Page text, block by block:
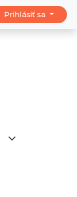
Prihlásiť sa